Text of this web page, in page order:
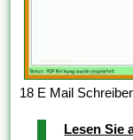
18 E Mail
Lesen Sie